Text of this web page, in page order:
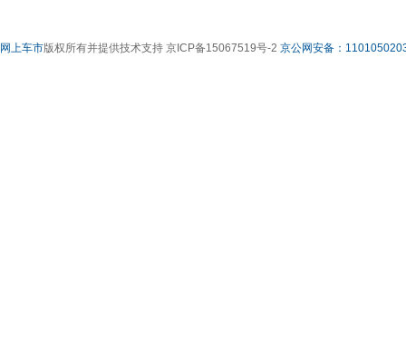
网上车市版权所有并提供技术支持 京ICP备15067519号-2 京公网安备：